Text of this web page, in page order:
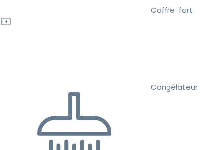
Coffre-fort
Congélateur